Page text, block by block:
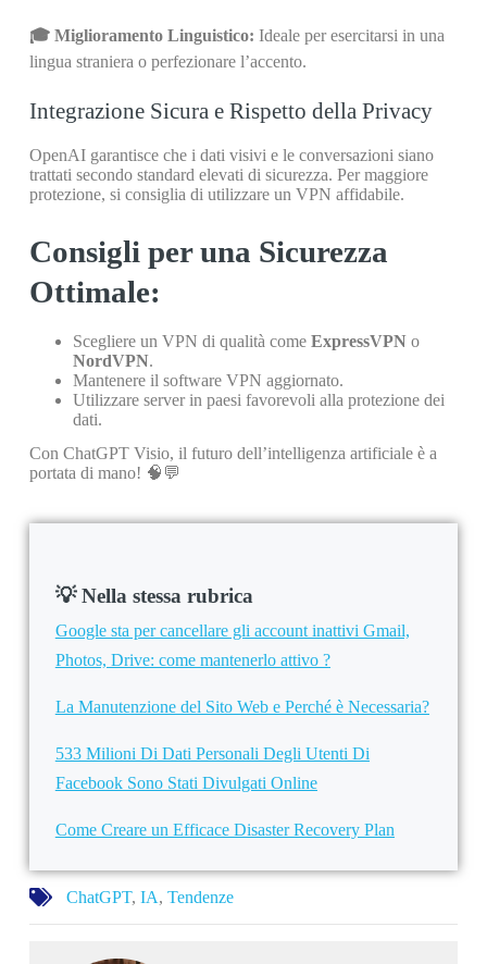
🎓 Miglioramento Linguistico: Ideale per esercitarsi in una
lingua straniera o perfezionare l’accento.
Integrazione Sicura e Rispetto della Privacy
OpenAI garantisce che i dati visivi e le conversazioni siano
trattati secondo standard elevati di sicurezza. Per maggiore
protezione, si consiglia di utilizzare un VPN affidabile.
Consigli per una Sicurezza
Ottimale:
Scegliere un VPN di qualità come ExpressVPNo
NordVPN.
Mantenere il software VPN aggiornato.
Utilizzare server in paesi favorevoli alla protezione dei
dati.
Con ChatGPT Visio, il futuro dell’intelligenza artificiale è a
portata di mano! 🧠💬
💡 Nella stessa rubrica
Google sta per cancellare gli account inattivi Gmail,
Photos, Drive: come mantenerlo attivo ?
La Manutenzione del Sito Web e Perché è Necessaria?
533 Milioni Di Dati Personali Degli Utenti Di
Facebook Sono Stati Divulgati Online
Come Creare un Efficace Disaster Recovery Plan
ChatGPT, IA, Tendenze